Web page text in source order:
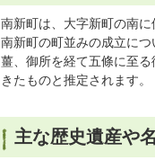
南新町は、大字新町の南
南新町の町並みの成立に
薑、御所を経て五條に至
きたものと推定されます。
主な歴史遺産や